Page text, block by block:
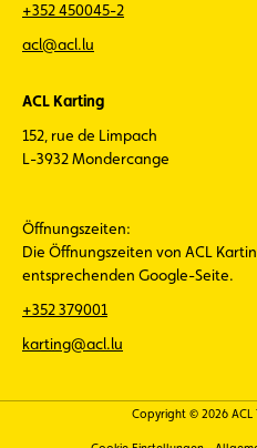
+352 450045-2
acl@acl.lu
ACL Karting
152, rue de Limpach
L-3932 Mondercange
Öffnungszeiten:
Die Öffnungszeiten von ACL
entsprechenden Google-Seite.
+352 379001
karting@acl.lu
Copyright © 2026 ACL